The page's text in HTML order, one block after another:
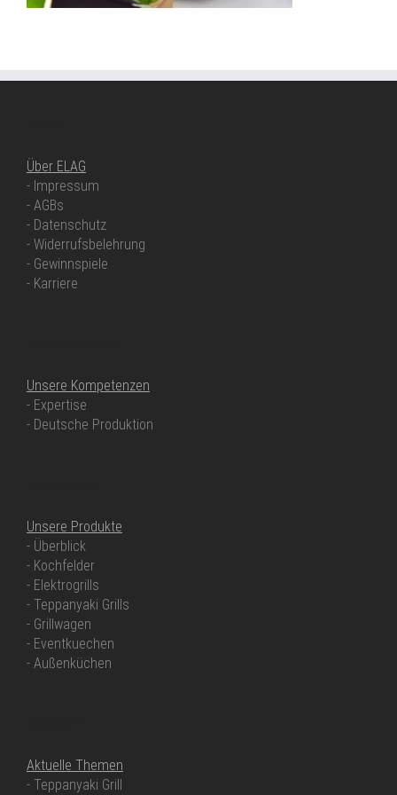
Über ELAG
- Impressum
- AGBs
- Datenschutz
- Widerrufsbelehrung
- Gewinnspiele
- Karriere
Unsere Kompetenzen
- Expertise
- Deutsche Produktion
Unsere Produkte
- Überblick
- Kochfelder
- Elektrogrills
- Teppanyaki Grills
- Grillwagen
- Eventkuechen
- Außenküchen
Aktuelle Themen
- Teppanyaki Grill